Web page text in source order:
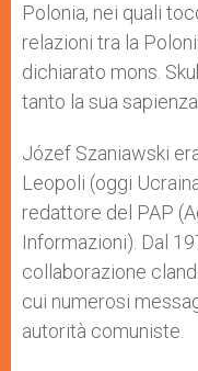
Polonia, nei quali
relazioni tra la
dichiarato mons.
tanto la sua
Józef Szaniawski
Leopoli (oggi
redattore del PAP
Informazioni). Dal
collaborazione
cui numerosi
autorità comuniste.